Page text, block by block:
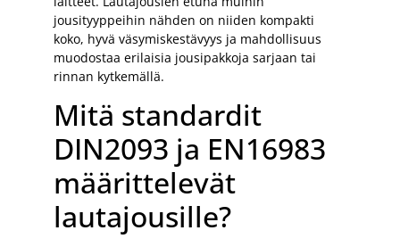
jousityyppeihin nähden on niiden kompakti
koko, hyvä väsymiskestävyys ja mahdollisuus
muodostaa erilaisia jousipakkoja sarjaan tai
rinnan kytkemällä.
Mitä standardit
DIN2093 ja EN16983
määrittelevät
lautajousille?